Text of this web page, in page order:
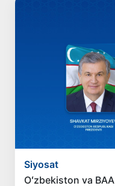
Siyosat
Oʻzbekiston va